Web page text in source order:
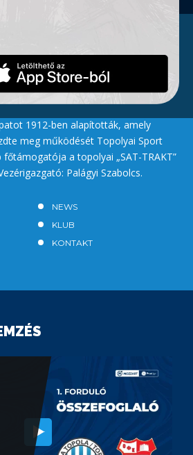
1912-ben alapították, amely
meg működését Topolyai Sport
főtámogatója a topolyai „SAT-TRAKT”
Palágyi Szabolcs.
NEWS
KLUB
KONTAKT